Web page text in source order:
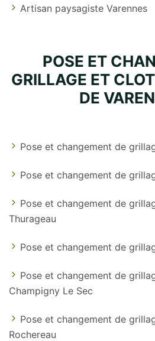
Artisan paysagiste Varennes
POSE ET
GRILLAGE ET
DE
Pose et changement de
Pose et changement de
Pose et changement de
Thurageau
Pose et changement de
Pose et changement de
Champigny Le Sec
Pose et changement de
Rochereau